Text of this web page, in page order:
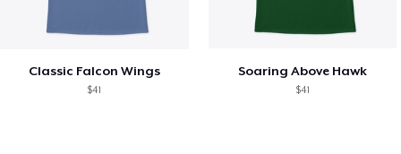
Classic Falcon Wings
$41
Soaring Above Hawk
$41